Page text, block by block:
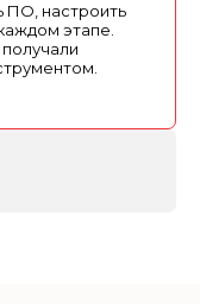
ПО, настроить
этапе.